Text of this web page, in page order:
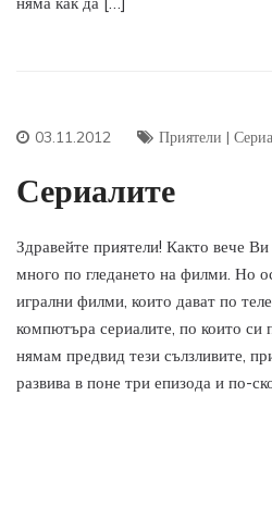
03.11.2012 Приятели |
Сериалите
Здравейте приятели! Както вече
много по гледането на филми. Но
игрални филми, които дават по
компютъра сериалите, по които си
нямам предвид тези сълзливите,
развива в поне три епизода и по-